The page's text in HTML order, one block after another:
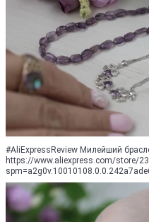
#AliExpressReview Милейший
https://www.aliexpress.com/store/